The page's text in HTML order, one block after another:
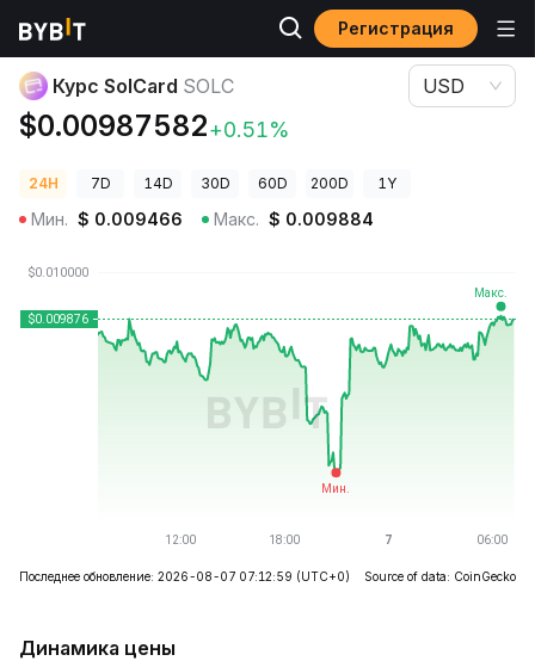
Регистрация
Цены криптовалют Курс SolCard SOLC
Курс SolCard SOLC
$0.00987582+0.51%
USD
24H 7D 14D 30D 60D 200D 1Y
Мин. $ 0.009466 Макс. $ 0.009884
Последнее обновление: 2026-08-07 07:12:59 (UTC+0) Source of data: CoinGecko
Динамика цены